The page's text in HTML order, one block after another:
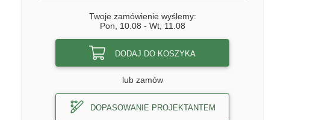
Twoje zamówienie wyślemy:
Pon, 10.08 - Wt, 11.08
DODAJ DO KOSZYKA
lub zamów
DOPASOWANIE PROJEKTANTEM